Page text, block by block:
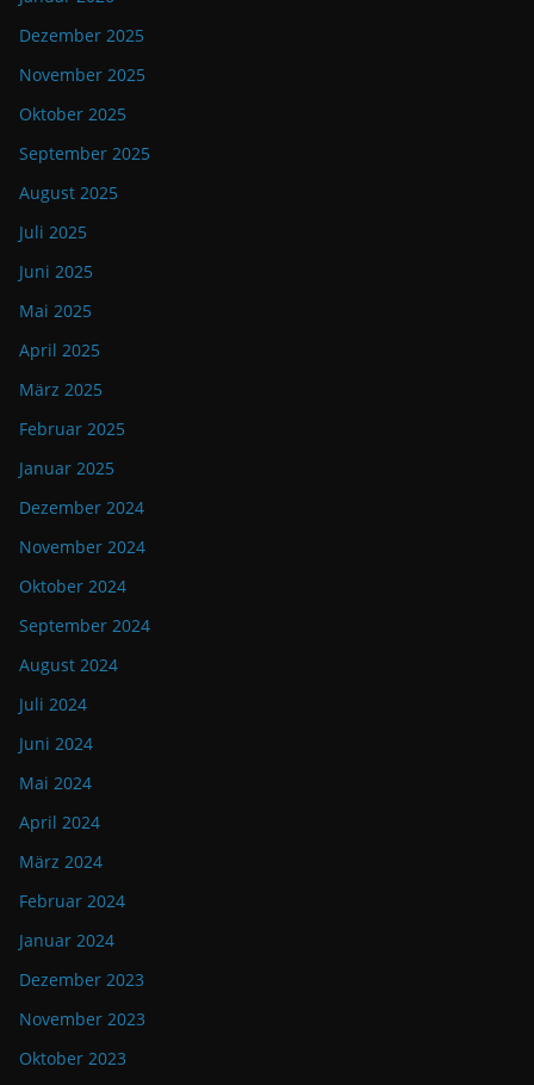
Dezember 2025
November 2025
Oktober 2025
September 2025
August 2025
Juli 2025
Juni 2025
Mai 2025
April 2025
März 2025
Februar 2025
Januar 2025
Dezember 2024
November 2024
Oktober 2024
September 2024
August 2024
Juli 2024
Juni 2024
Mai 2024
April 2024
März 2024
Februar 2024
Januar 2024
Dezember 2023
November 2023
Oktober 2023